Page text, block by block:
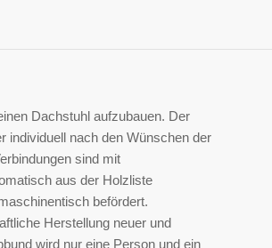
Dachstuhl aufzubauen. Der
individuell nach den Wünschen der
sind mit
aus der Holzliste
befördert.
Herstellung neuer und
wird nur eine Person und ein